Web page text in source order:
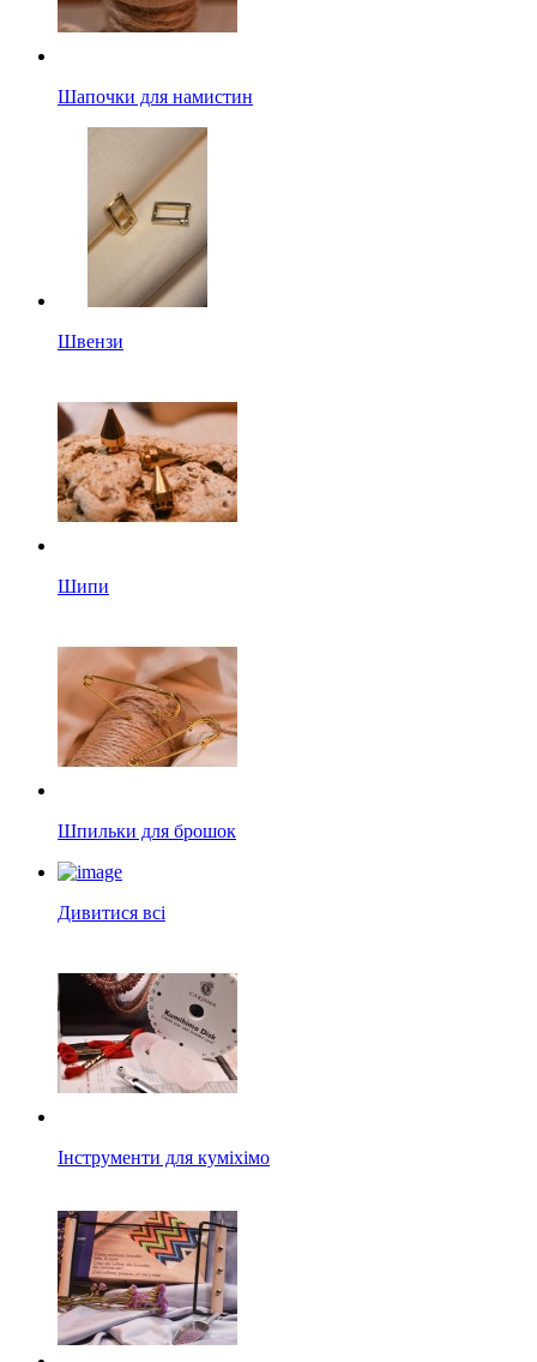
Шапочки для намистин
Швензи
Шипи
Шпильки для брошок
Дивитися всі
Інструменти для куміхімо